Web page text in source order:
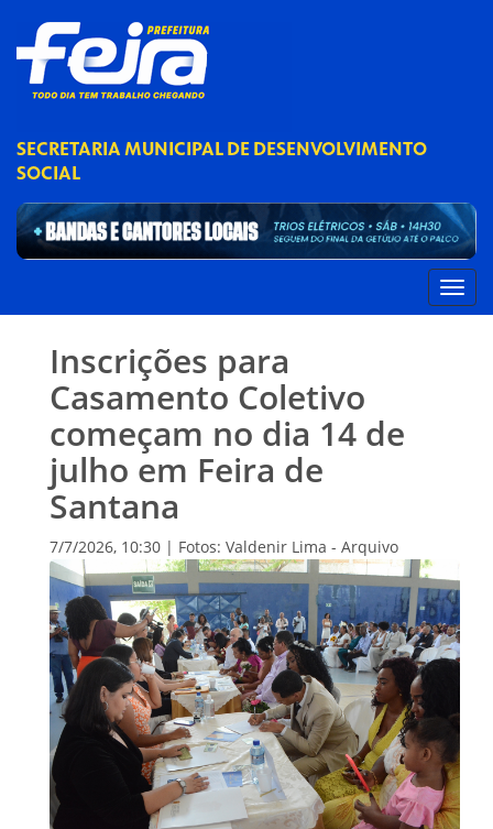
SECRETARIA MUNICIPAL DE DESENVOLVIMENTO
SOCIAL
Inscrições para
Casamento Coletivo
começam no dia 14 de
julho em Feira de
Santana
7/7/2026, 10:30 | Fotos: Valdenir Lima - Arquivo